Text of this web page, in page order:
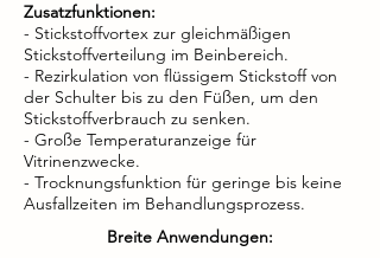
Zusatzfunktionen:
- Stickstoffvortex zur gleichmäßigen
Stickstoffverteilung im Beinbereich.
- Rezirkulation von flüssigem Stickstoff von
der Schulter bis zu den Füßen, um den
Stickstoffverbrauch zu senken.
- Große Temperaturanzeige für
Vitrinenzwecke.
- Trocknungsfunktion für geringe bis keine
Ausfallzeiten im Behandlungsprozess.
Breite Anwendungen: